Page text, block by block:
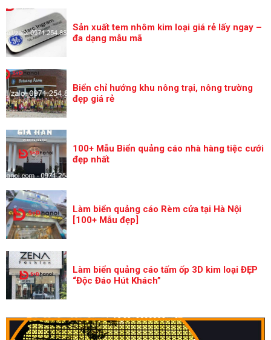
Sản xuất tem nhôm kim loại giá rẻ lấy ngay –
đa dạng mẫu mã
Biển chỉ hướng khu nông trại, nông trường
đẹp giá rẻ
100+ Mẫu Biển quảng cáo nhà hàng tiệc cưới
đẹp nhất
Làm biển quảng cáo Rèm cửa tại Hà Nội
[100+ Mẫu đẹp]
Làm biển quảng cáo tấm ốp 3D kim loại ĐẸP
“Độc Đáo Hút Khách”